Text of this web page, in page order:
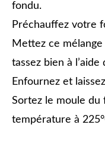
fondu.
Préchauffez votre
Mettez ce
tassez bien à
Enfournez et
Sortez le moule du
température à